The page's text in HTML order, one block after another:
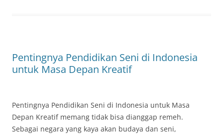
Pentingnya Pendidikan Seni di Indonesia
untuk Masa Depan Kreatif
Pentingnya Pendidikan Seni di Indonesia untuk Masa
Depan Kreatif memang tidak bisa dianggap remeh.
Sebagai negara yang kaya akan budaya dan seni,